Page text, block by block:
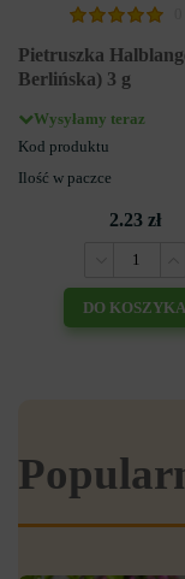
Pietruszka
Berlińska) 3 g
Wysyłamy teraz
Kod produktu
Ilość w paczce
2.23 zł
DO KOSZYKA